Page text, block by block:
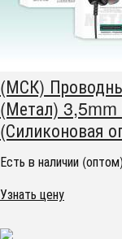
(МСК)
(Метал) 3,5mm
(Силиконовая
Есть в наличии (оптом)
Узнать цену